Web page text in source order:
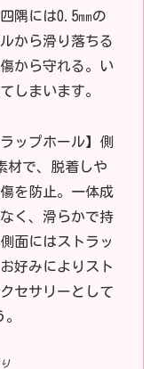
隅には0.5㎜の
から滑り落ちる
から守れる。い
しまいます。
ップホール】側
材で、脱着しや
を防止。一体成
く、滑らかで持
面にはストラッ
好みによりスト
セサリーとして